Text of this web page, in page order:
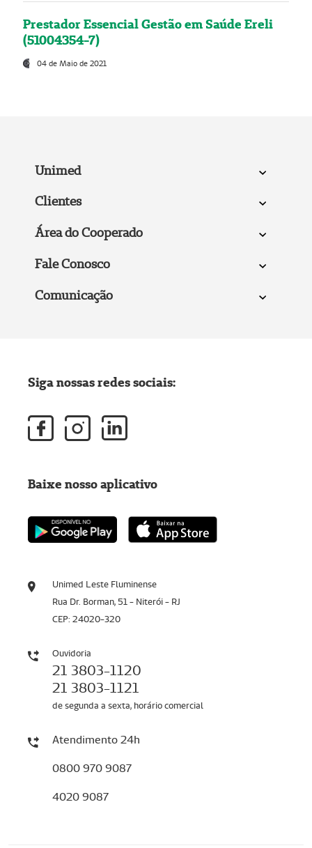
Prestador Essencial Gestão em Saúde Ereli
(51004354-7)
04 de Maio de 2021
Unimed
Clientes
Área do Cooperado
Fale Conosco
Comunicação
Unimed Leste Fluminense
Rua Dr. Borman, 51 - Niterói - RJ
CEP: 24020-320
Ouvidoria
21 3803-1120
21 3803-1121
de segunda a sexta, horário comercial
Atendimento 24h
0800 970 9087
4020 9087
Siga nossas redes sociais:
Baixe nosso aplicativo